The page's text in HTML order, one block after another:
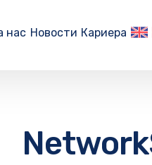
нас Новости Кариера